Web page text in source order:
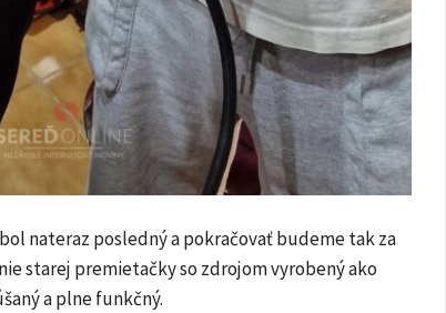
nateraz posledný a pokračovať budeme tak za
starej premietačky so zdrojom vyrobený ako
a plne funkčný.